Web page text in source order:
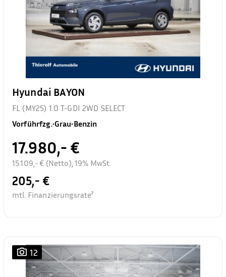
Hyundai BAYON
FL (MY25) 1.0 T-GDI 2WD SELECT
Vorführfzg.•Grau•Benzin
17.980,- €
15.109,- € (Netto), 19% MwSt.
205,- €
mtl. Finanzierungsrate²
12